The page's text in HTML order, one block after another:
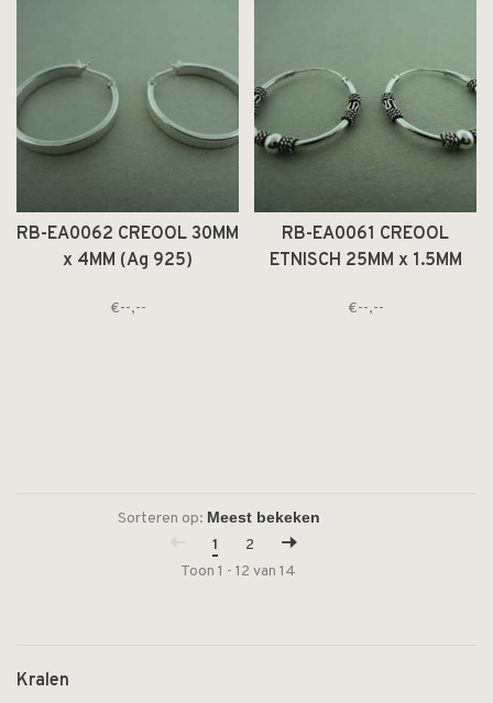
RB-EA0062 CREOOL 30MM
x 4MM (Ag 925)
€--,--
RB-EA0061 CREOOL
ETNISCH 25MM x 1.5MM
€--,--
Sorteren op:
1
2
Toon 1 - 12 van 14
Kralen